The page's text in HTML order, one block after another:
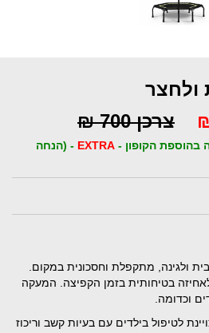
ולחצר
צרכן 700 ₪
בהוספת הקופון - EXTRA - (הנחה
ולגינה, מתקפלת וחסכונית במקום.
בטיחותית בזמן הקפיצה. המעקה
וכדומה.
לטיפול בילדים עם בעיות קשב וריכוז